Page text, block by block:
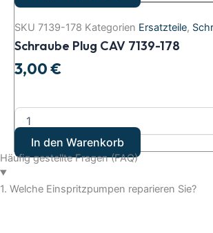
SKU 7139-178 Kategorien Ersatzteile,
Schraube Plug CAV 7139-178
3,00€
In den Warenkorb
Häufig gestellte Fragen (FAQ)
1. Welche Einspritzpumpen reparieren Sie?